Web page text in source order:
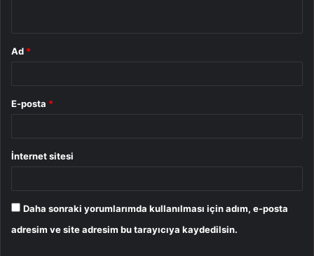
Ad *
E-posta *
İnternet sitesi
Daha sonraki yorumlarımda kullanılması için adım, e-posta
adresim ve site adresim bu tarayıcıya kaydedilsin.